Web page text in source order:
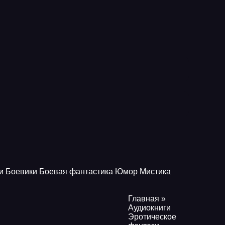
Боевики Боевая фантастика Юмор Мистика
Главная »
Аудиокниги
Эротическое